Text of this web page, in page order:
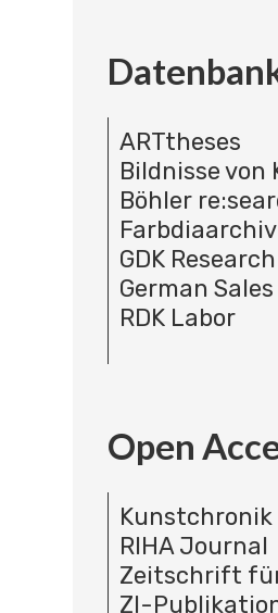
ARTtheses
Bildnisse von
Böhler
Farbdiaarchiv
GDK Research
German Sales
RDK Labor
Open
Kunstchronik
RIHA Journal
Zeitschrift
ZI-